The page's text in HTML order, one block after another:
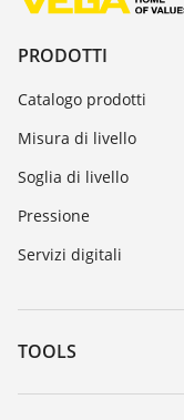
PRODOTTI
Catalogo prodotti
Misura di livello
Soglia di livello
Pressione
Servizi digitali
TOOLS
Downloads